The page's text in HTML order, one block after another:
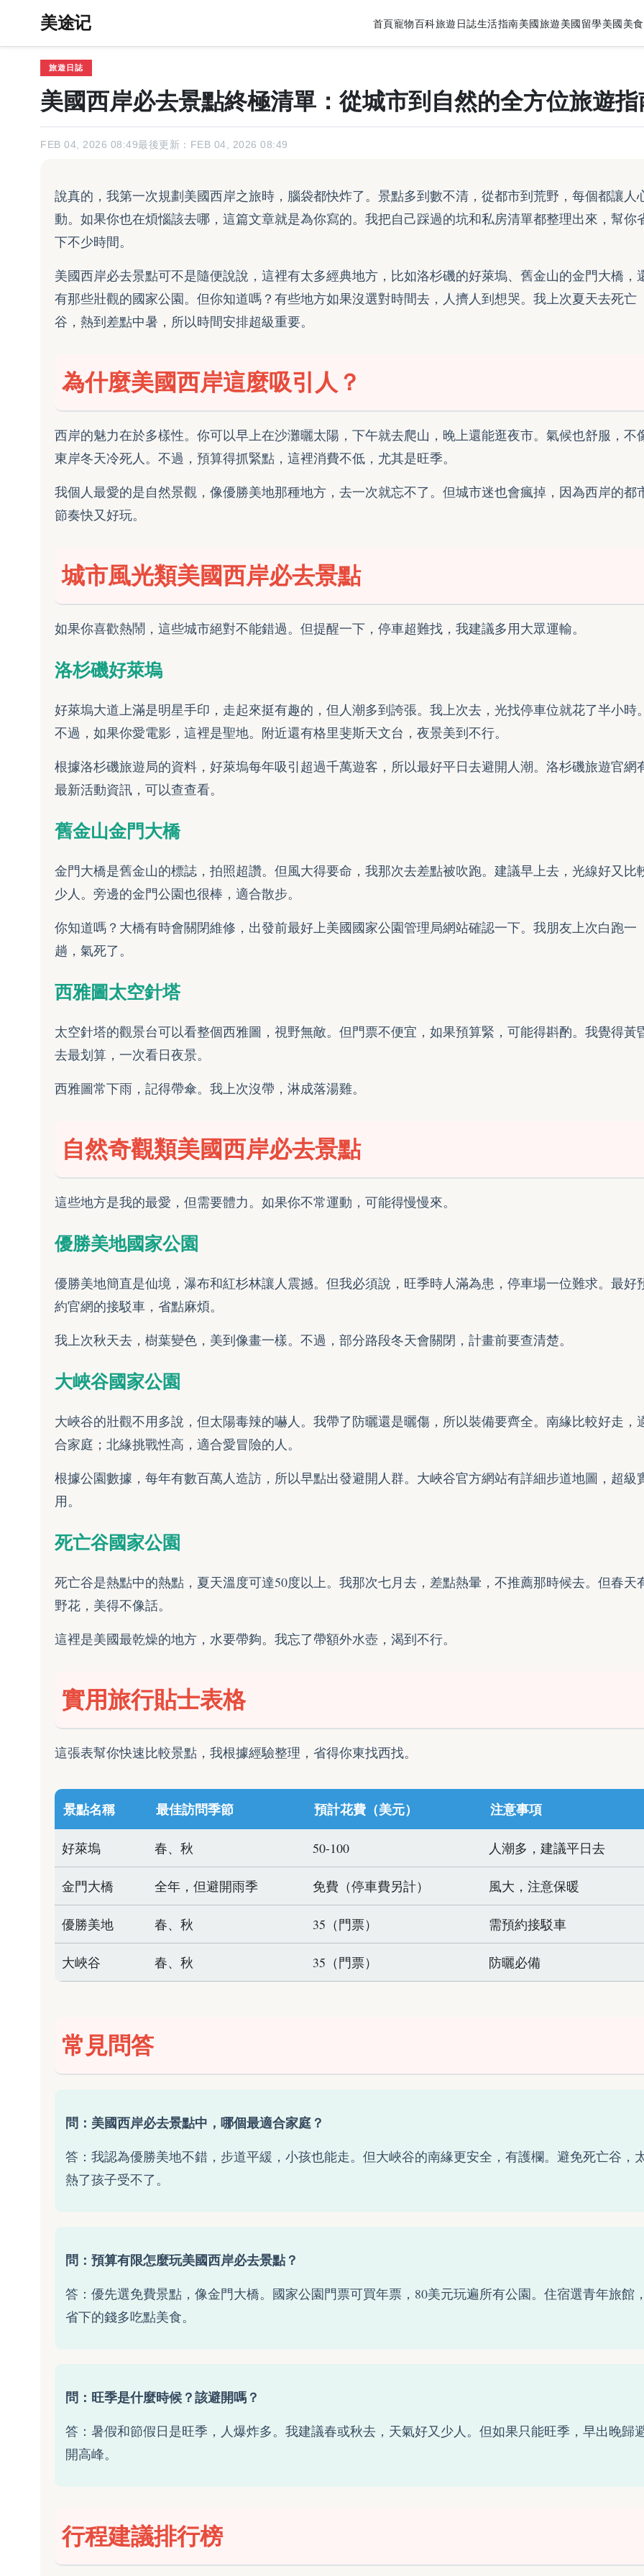
美途记 首頁寵物百科旅遊日誌生活指南美國旅遊美國留學美國美食
旅遊日誌
美國西岸必去景點終極清單：從城市到自然的全方位旅遊指
FEB 04, 2026 08:49最後更新：FEB 04, 2026 08:49
說真的，我第一次規劃美國西岸之旅時，腦袋都快炸了。景點多到數不清，從都市到荒野，每個都讓人
動。如果你也在煩惱該去哪，這篇文章就是為你寫的。我把自己踩過的坑和私房清單都整理出來，幫你
下不少時間。
美國西岸必去景點可不是隨便說說，這裡有太多經典地方，比如洛杉磯的好萊塢、舊金山的金門大橋，
有那些壯觀的國家公園。但你知道嗎？有些地方如果沒選對時間去，人擠人到想哭。我上次夏天去死亡
谷，熱到差點中暑，所以時間安排超級重要。
為什麼美國西岸這麼吸引人？
西岸的魅力在於多樣性。你可以早上在沙灘曬太陽，下午就去爬山，晚上還能逛夜市。氣候也舒服，不
東岸冬天冷死人。不過，預算得抓緊點，這裡消費不低，尤其是旺季。
我個人最愛的是自然景觀，像優勝美地那種地方，去一次就忘不了。但城市迷也會瘋掉，因為西岸的都
節奏快又好玩。
城市風光類美國西岸必去景點
如果你喜歡熱鬧，這些城市絕對不能錯過。但提醒一下，停車超難找，我建議多用大眾運輸。
洛杉磯好萊塢
好萊塢大道上滿是明星手印，走起來挺有趣的，但人潮多到誇張。我上次去，光找停車位就花了半小時
不過，如果你愛電影，這裡是聖地。附近還有格里斐斯天文台，夜景美到不行。
根據洛杉磯旅遊局的資料，好萊塢每年吸引超過千萬遊客，所以最好平日去避開人潮。 洛杉磯旅遊官網
最新活動資訊，可以查查看。
舊金山金門大橋
金門大橋是舊金山的標誌，拍照超讚。但風大得要命，我那次去差點被吹跑。建議早上去，光線好又比
少人。旁邊的金門公園也很棒，適合散步。
你知道嗎？大橋有時會關閉維修，出發前最好上美國國家公園管理局網站確認一下。我朋友上次白跑一
趟，氣死了。
西雅圖太空針塔
太空針塔的觀景台可以看整個西雅圖，視野無敵。但門票不便宜，如果預算緊，可能得斟酌。我覺得黃
去最划算，一次看日夜景。
西雅圖常下雨，記得帶傘。我上次沒帶，淋成落湯雞。
自然奇觀類美國西岸必去景點
這些地方是我的最愛，但需要體力。如果你不常運動，可能得慢慢來。
優勝美地國家公園
優勝美地簡直是仙境，瀑布和紅杉林讓人震撼。但我必須說，旺季時人滿為患，停車場一位難求。最好
約官網的接駁車，省點麻煩。
我上次秋天去，樹葉變色，美到像畫一樣。不過，部分路段冬天會關閉，計畫前要查清楚。
大峽谷國家公園
大峽谷的壯觀不用多說，但太陽毒辣的嚇人。我帶了防曬還是曬傷，所以裝備要齊全。南緣比較好走，
合家庭；北緣挑戰性高，適合愛冒險的人。
根據公園數據，每年有數百萬人造訪，所以早點出發避開人群。 大峽谷官方網站有詳細步道地圖，超級
用。
死亡谷國家公園
死亡谷是熱點中的熱點，夏天溫度可達50度以上。我那次七月去，差點熱暈，不推薦那時候去。但春天
野花，美得不像話。
這裡是美國最乾燥的地方，水要帶夠。我忘了帶額外水壺，渴到不行。
實用旅行貼士表格
這張表幫你快速比較景點，我根據經驗整理，省得你東找西找。
景點名稱 最佳訪問季節 預計花費（美元） 注意事項
好萊塢 春、秋 50-100 人潮多，建議平日去
金門大橋 全年，但避開雨季 免費（停車費另計） 風大，注意保暖
優勝美地 春、秋 35（門票） 需預約接駁車
大峽谷 春、秋 35（門票） 防曬必備
常見問答
問：美國西岸必去景點中，哪個最適合家庭？
答：我認為優勝美地不錯，步道平緩，小孩也能走。但大峽谷的南緣更安全，有護欄。避免死亡谷，
熱了孩子受不了。
問：預算有限怎麼玩美國西岸必去景點？
答：優先選免費景點，像金門大橋。國家公園門票可買年票，80美元玩遍所有公園。住宿選青年旅館
省下的錢多吃點美食。
問：旺季是什麼時候？該避開嗎？
答：暑假和節假日是旺季，人爆炸多。我建議春或秋去，天氣好又少人。但如果只能旺季，早出晚歸
開高峰。
行程建議排行榜